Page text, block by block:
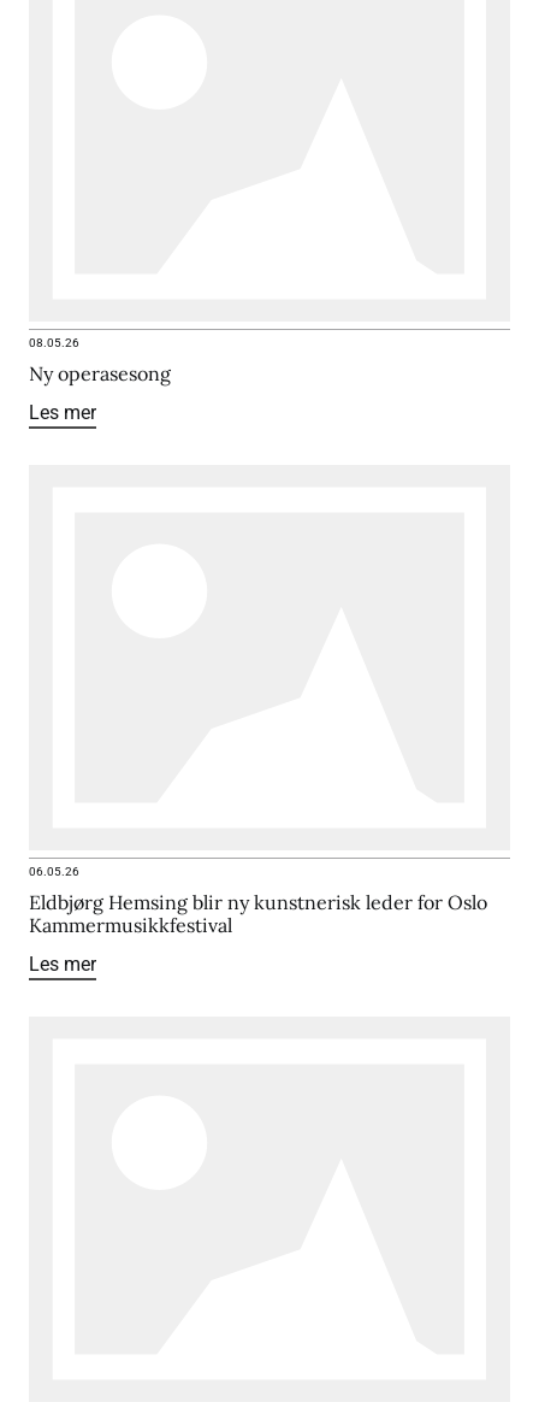
08.05.26
Ny operasesong
Les mer
06.05.26
Eldbjørg Hemsing blir ny kunstnerisk leder for Oslo
Kammermusikkfestival
Les mer